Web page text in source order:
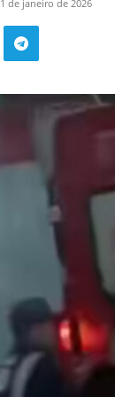
1 de janeiro de 2026